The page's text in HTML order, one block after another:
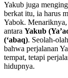
Yakub juga
berkat itu, ia harus
Yabok. Menariknya,
antara Yakub
(‘abaq). Seolah-
bahwa perjalanan
tempat, tetapi
hidupnya.